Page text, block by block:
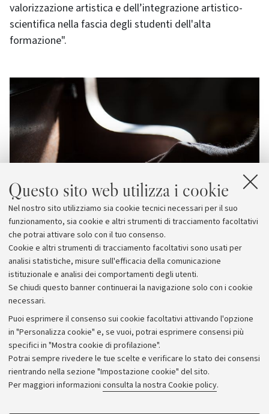
Questo sito web utilizza i cookie
Nel nostro sito utilizziamo sia cookie tecnici necessari per il suo
funzionamento, sia cookie e altri strumenti di tracciamento facoltativi
che potrai attivare solo con il tuo consenso.
Cookie e altri strumenti di tracciamento facoltativi sono usati per
analisi statistiche, misure sull'efficacia della comunicazione
istituzionale e analisi dei comportamenti degli utenti.
Se chiudi questo banner continuerai la navigazione solo con i cookie
necessari.
Puoi esprimere il consenso sui cookie facoltativi attivando l'opzione
in "Personalizza cookie" e, se vuoi, potrai esprimere consensi più
specifici in "Mostra cookie di profilazione".
Potrai sempre rivedere le tue scelte e verificare lo stato dei consensi
rientrando nella sezione "Impostazione cookie" del sito.
Per maggiori informazioni consulta la nostra Cookie policy.
valorizzazione artistica e dell’integrazione artistico-
scientifica nella fascia degli studenti dell'alta
formazione".
Archivio
Comunicati stampa
Redazione
Rassegna stampa